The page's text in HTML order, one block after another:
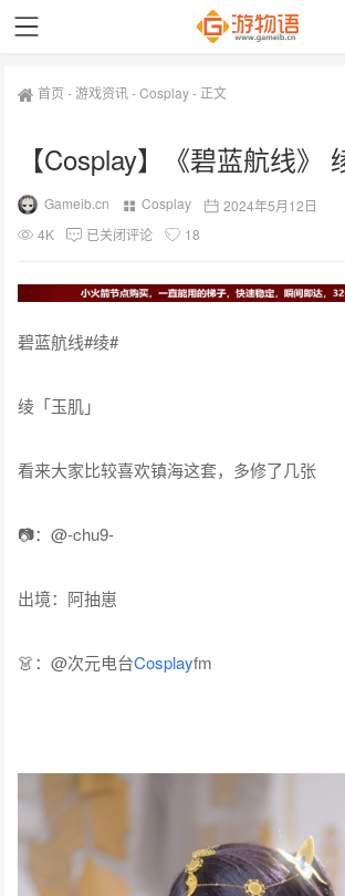
首页 -游戏资讯-Cosplay- 正文
【Cosplay】《​碧蓝航线》
Gameib.cn Cosplay
2024年5月12日
4K
已关闭评论 18
碧蓝航线#绫#
绫「玉肌」
看来大家比较喜欢镇海这套，多修了几张
📷：@-chu9-
出境：阿抽崽
👗：@次元电台Cosplayfm